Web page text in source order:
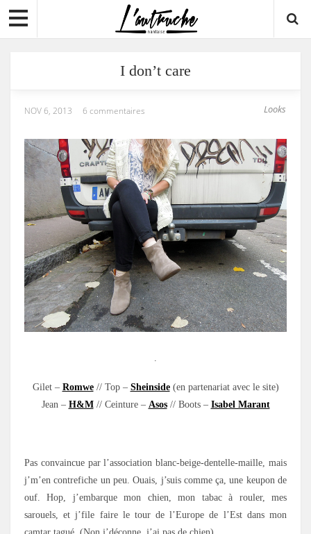
I don’t care
Looks
NOV 6, 2013 6 commentaires
.
Gilet – Romwe// Top – Sheinside(en partenariat avec le site)
Jean – H&M// Ceinture – Asos// Boots – Isabel Marant
Pas convaincue par l’association blanc-beige-dentelle-maille, mais
j’m’en contrefiche un peu. Ouais, j’suis comme ça, une keupon de
ouf. Hop, j’embarque mon chien, mon tabac à rouler, mes
sarouels, et j’file faire le tour de l’Europe de l’Est dans mon